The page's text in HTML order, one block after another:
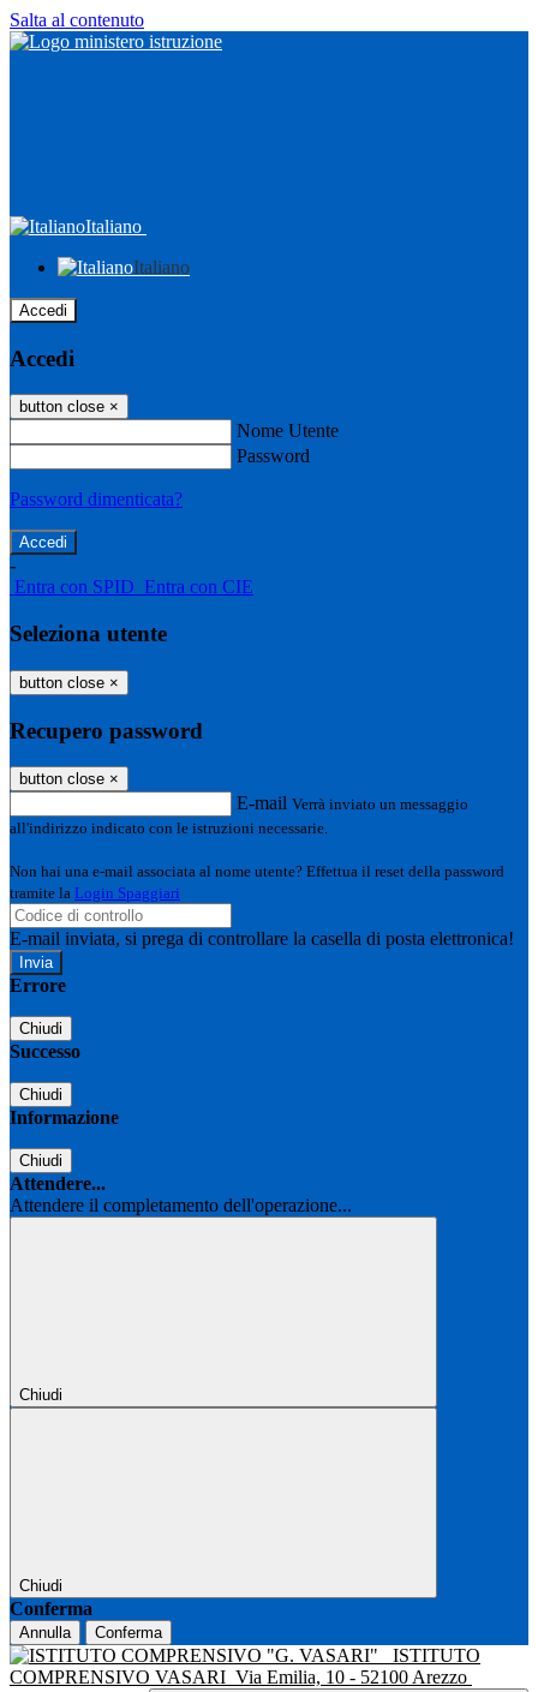
Salta al contenuto
Italiano
Italiano
Accedi
Accedi
button close ×
Nome Utente
Password
Password dimenticata?
-
Entra con SPID Entra con CIE
Seleziona utente
button close ×
Recupero password
button close ×
E-mail Verrà inviato un messaggio
all'indirizzo indicato con le istruzioni necessarie.
Non hai una e-mail associata al nome utente? Effettua il reset della password
tramite la Login Spaggiari
E-mail inviata, si prega di controllare la casella di posta elettronica!
Errore
Chiudi
Successo
Chiudi
Informazione
Chiudi
Attendere...
Attendere il completamento dell'operazione...
Chiudi
Chiudi
Conferma
Annulla Conferma
ISTITUTO
COMPRENSIVO VASARI Via Emilia, 10 - 52100 Arezzo